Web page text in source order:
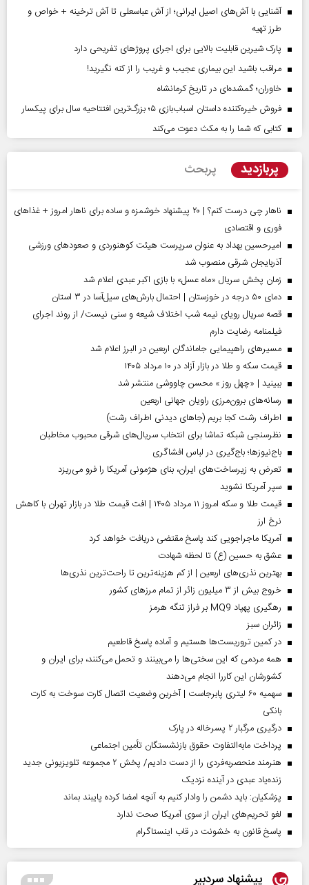
آشنایی با آش‌های اصیل ایرانی؛ از آش عباسعلی تا آش ترخینه + خواص و
طرز تهیه
پارک شیرین قابلیت‌ بالایی برای اجرای پروژهای تفریحی دارد
مراقب باشید این بیماری عجیب و غریب را از کنه نگیرید!
خاوران؛ گمشده‌ای در تاریخ کرمانشاه
فروش خیره‌کننده داستان اسباب‌بازی ۵؛ بزرگ‌ترین افتتاحیه سال برای پیکسار
کتابی که شما را به مکث دعوت می‌کند
پربازدید پربحث
ناهار چی درست کنم؟ | ۲۰ پیشنهاد خوشمزه و ساده برای ناهار امروز + غذاهای
فوری و اقتصادی
امیرحسین بهداد به عنوان سرپرست هیئت کوهنوردی و صعودهای ورزشی
آذربایجان شرقی منصوب شد
زمان پخش سریال «ماه عسل» با بازی اکبر عبدی اعلام شد
دمای ۵۰ درجه در خوزستان | احتمال بارش‌های سیل‌آسا در ۳ استان
قصه سریال رویای نیمه شب اختلاف شیعه و سنی نیست/ از روند اجرای
فیلمنامه رضایت دارم
مسیر‌های راهپیمایی جاماندگان اربعین در البرز اعلام شد
قیمت سکه و طلا در بازار آزاد در ۱۰ مرداد ۱۴۰۵
ببینید | «چهل روز » محسن چاووشی منتشر شد
رسانه‌های برون‌مرزی راویان جهانی اربعین
اطراف رشت کجا بریم (جاهای دیدنی اطراف رشت)
نظرسنجی شبکه تماشا برای انتخاب سریال‌های شرقی محبوب مخاطبان
باج‌نیوزها؛ باج‌گیری در لباس افشاگری
تعرض به زیرساخت‌های ایران، بنای هژمونی آمریکا را فرو می‌ریزد
سپر آمریکا نشوید
قیمت طلا و سکه امروز ۱۱ مرداد ۱۴۰۵ | افت قیمت طلا در بازار تهران با کاهش
نرخ ارز
آمریکا ماجراجویی کند پاسخ مقتضی دریافت خواهد کرد
عشق به حسین (ع) تا لحظه شهادت
بهترین نذری‌های اربعین | از کم هزینه‌ترین تا راحت‌ترین نذری‌ها
خروج بیش از ۳ میلیون زائر از تمام مرز‌های کشور
رهگیری پهپاد MQ9 بر فراز تنگه هرمز
‌زائران سبز
در کمین تروریست‌ها هستیم و آماده پاسخ قاطعیم
همه مردمی که این سختی‌ها را می‌بینند و تحمل می‌کنند، برای ایران و
کشورشان این کاررا انجام می‌دهند
سهمیه ۶۰ لیتری پابرجاست | آخرین وضعیت اتصال کارت سوخت به کارت
بانکی
درگیری مرگبار ۲ پسرخاله در پارک
پرداخت مابه‌التفاوت حقوق بازنشستگان تأمین اجتماعی
هنرمند منحصر‌به‌فردی را از دست دادیم/ پخش ۲ مجموعه تلویزیونی جدید
زنده‌یاد عبدی در آینده نزدیک
پزشکیان: باید دشمن را وادار کنیم به آنچه امضا کرده پایبند بماند
لغو تحریم‌های ایران از سوی آمریکا صحت ندارد
پاسخ قانون به خشونت در قاب اینستاگرام
پیشنهاد سردبیر